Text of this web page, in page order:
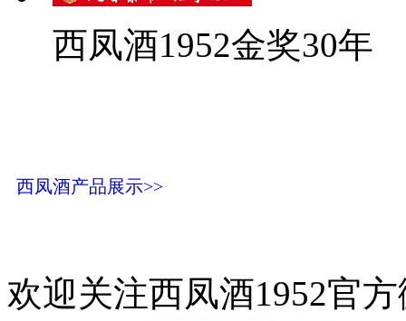
西凤酒1952金奖30年
西凤酒产品展示>>
欢迎关注西凤酒1952官